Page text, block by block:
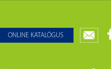
ONLINE KATALÓGUS